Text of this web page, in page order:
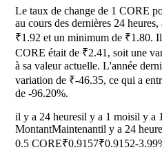
Le taux de change de 1 CORE
au cours des dernières 24
₹1.92 et un minimum de ₹1.80.
CORE était de ₹2.41, soit une
à sa valeur actuelle. L'année
variation de ₹-46.35, ce qui a
de -96.20%.
il y a 24 heuresil y a 1 moisil y a
MontantMaintenantil y a 24
0.5 CORE₹0.9157₹0.9152-